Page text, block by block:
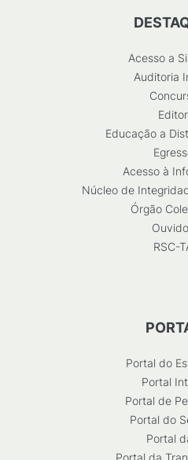
Acesso a
Auditoria
Educação a
Acesso à
Núcleo de
Órgão
RSC-
Portal do
Portal
Portal de
Portal do
Portal
Portal da